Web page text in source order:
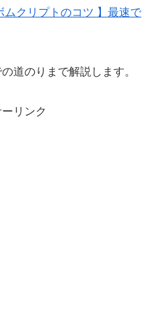
ムクリプトのコツ 】最速で
道のりまで解説します。
リンク